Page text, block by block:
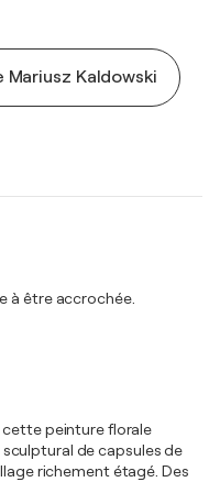
Kaldowski
à être accrochée.
cette peinture florale
de capsules de
richement étagé. Des